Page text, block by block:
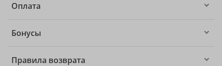
Оплата
Бонусы
Правила возврата